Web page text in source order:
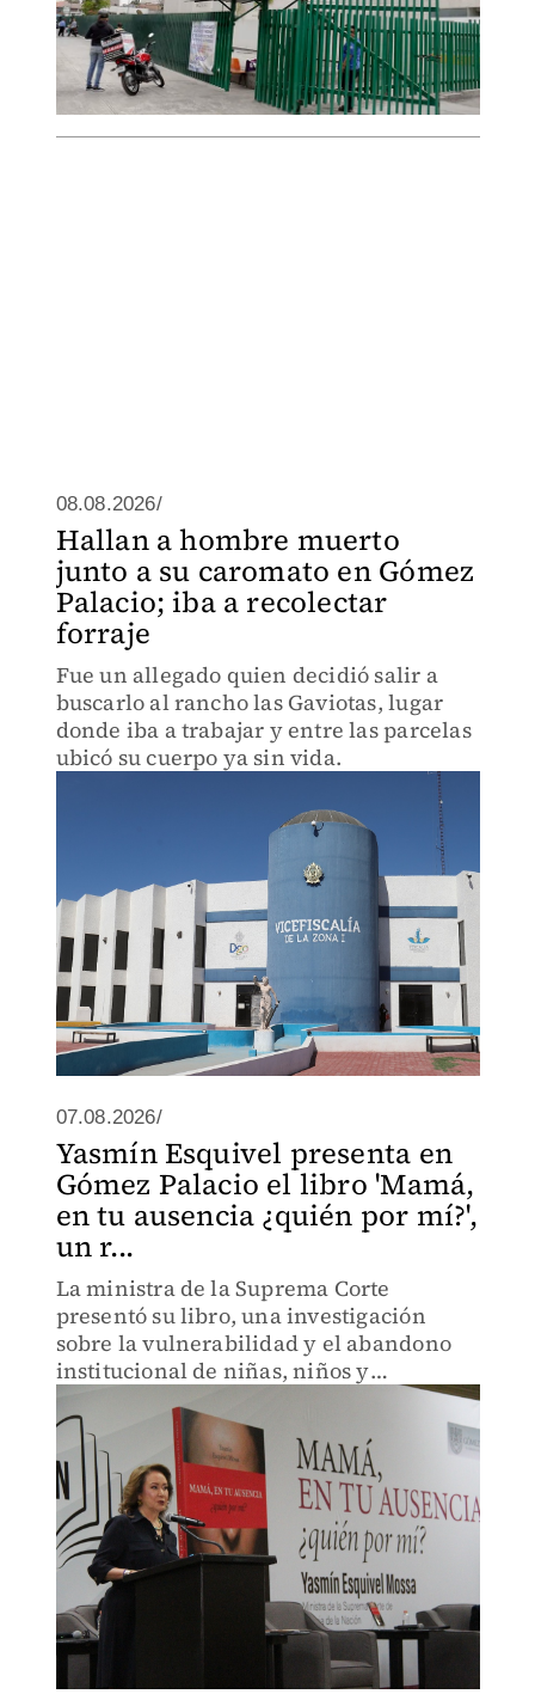
08.08.2026/
Hallan a hombre muerto
junto a su caromato en Gómez
Palacio; iba a recolectar
forraje
Fue un allegado quien decidió salir a
buscarlo al rancho las Gaviotas, lugar
donde iba a trabajar y entre las parcelas
ubicó su cuerpo ya sin vida.
07.08.2026/
Yasmín Esquivel presenta en
Gómez Palacio el libro 'Mamá,
en tu ausencia ¿quién por mí?',
un r...
La ministra de la Suprema Corte
presentó su libro, una investigación
sobre la vulnerabilidad y el abandono
institucional de niñas, niños y
adolescentes tras el asesinato de sus
madres.